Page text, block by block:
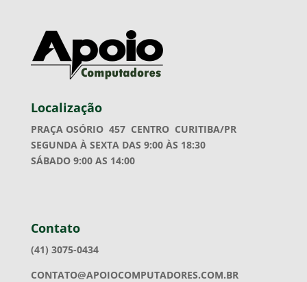
Localização
PRAÇA OSÓRIO 457 CENTRO CURITIBA/PR
SEGUNDA À SEXTA DAS 9:00 ÀS 18:30
SÁBADO 9:00 AS 14:00
Contato
(41) 3075-0434
CONTATO@APOIOCOMPUTADORES.COM.BR